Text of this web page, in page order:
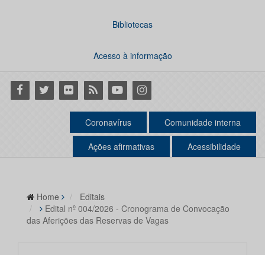
Bibliotecas
Acesso à informação
Facebook
Twitter Flickr RSS YoutubeInstagram
Coronavírus Comunidade interna
Ações afirmativas Acessibilidade
Home
Editais
Edital nº 004/2026 - Cronograma de Convocação
das Aferições das Reservas de Vagas